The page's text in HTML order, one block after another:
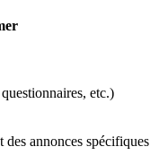
etc.)
annonces spécifiques